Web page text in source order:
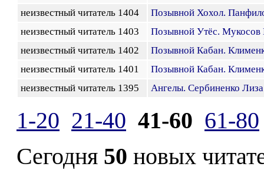
неизвестный читатель 1404
Позывной Хохол.
неизвестный читатель 1403
Позывной Утёс. Мукосов
неизвестный читатель 1402
Позывной Кабан.
неизвестный читатель 1401
Позывной Кабан.
неизвестный читатель 1395
Ангелы. Сербиненко Лиза
1-20 21-40 41-60 61-80
Сегодня 50 новых